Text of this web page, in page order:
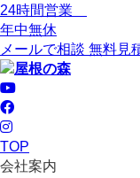
24時間営業
年中無休
メールで相談 無料見
TOP
会社案内